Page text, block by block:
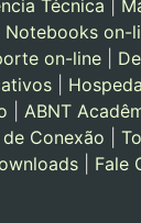
Técnica
Notebooks on-
on-line
|
ABNT
Conexão
Fale